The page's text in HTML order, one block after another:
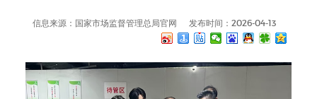
信息来源：国家市场监督管理总局官网 发布时间：2026-04-13